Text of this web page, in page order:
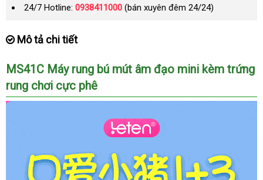
24/7 Hotline: 0938411000 (bán xuyên đêm 24/24)
Mô tả chi tiết
MS41C Máy rung bú mút âm đạo mini kèm trứng
rung chơi cực phê